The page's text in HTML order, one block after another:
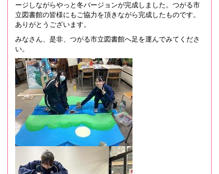
ージしながらやっと冬バージョンが完成しました。つがる市
立図書館の皆様にもご協力を頂きながら完成したものです。
ありがとうございます。
みなさん、是非、つがる市立図書館へ足を運んでみてくださ
い。